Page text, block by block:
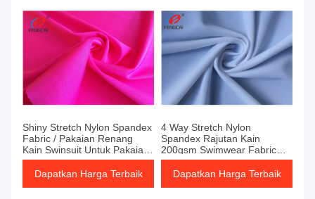
Shiny Stretch Nylon Spandex
Fabric / Pakaian Renang
Kain Swinsuit Untuk Pakaian
Wanita
Dapatkan Harga Terbaik
4 Way Stretch Nylon
Spandex Rajutan Kain
200gsm Swimwear Fabric
Untuk Bra
Dapatkan Harga Terbaik